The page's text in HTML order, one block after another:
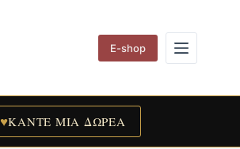
E-shop
♥ΚΑΝΤΕ ΜΙΑ ΔΩΡΕΑ